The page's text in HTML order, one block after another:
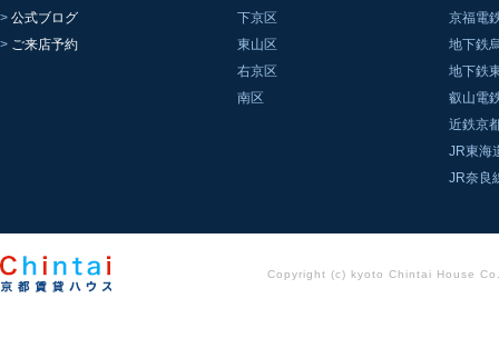
公式ブログ
ご来店予約
下京区
東山区
右京区
南区
京福電
地下鉄
地下鉄
叡山電
近鉄京
JR東海
JR奈良
Copyright (c) kyoto Chintai House